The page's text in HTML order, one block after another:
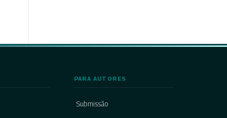
PARA AUTORES
Submissão